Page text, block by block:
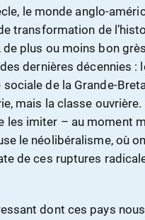
le monde anglo-
transformation de
plus ou moins bon
dernières décennies :
de la Grande-
mais la classe
les imiter – au moment
le néolibéralisme, où
de ces ruptures
dont ces pays